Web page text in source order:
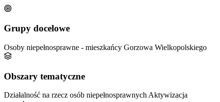
Grupy docelowe
Osoby niepełnosprawne - mieszkańcy Gorzowa Wielkopolskiego
Obszary tematyczne
Działalność na rzecz osób niepełnosprawnychAktywizacja